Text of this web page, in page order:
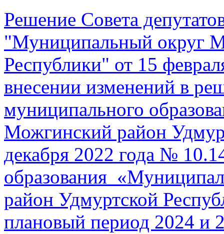
Решение Совета
"Муниципальный округ
Республики" от 15
внесении изменений в
муниципального
Можгинский район
декабря 2022 года №
образования
район Удмуртской
плановый период 2024 и